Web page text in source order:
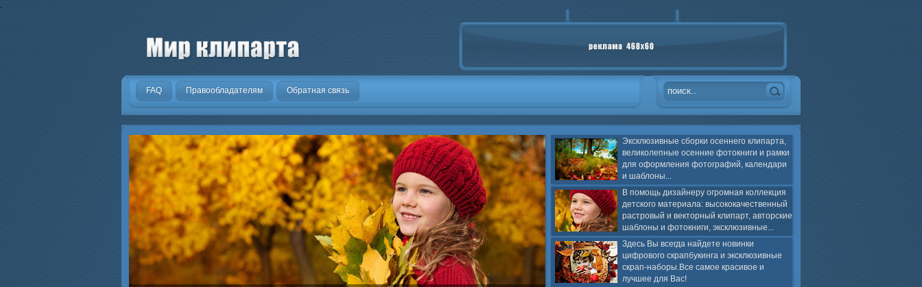
.
FAQ Правообладателям Обратная связь
Эксклюзивные сборки осеннего клипарта,
великолепные осенние фотокниги и рамки
для оформления фотографий, календари
и шаблоны...
В помощь дизайнеру огромная коллекция
детского материала: высококачественный
растровый и векторный клипарт, авторские
шаблоны и фотокниги, эксклюзивные...
Здесь Вы всегда найдете новинки
цифрового скрапбукинга и эксклюзивные
скрап-наборы.Все самое красивое и
лучшее для Вас!